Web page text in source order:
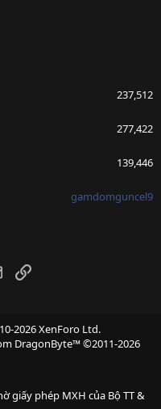
237,512
277,422
139,446
gamdomguncel9
EmailLink
2026 XenForo Ltd.
DragonByte™©2011-2026
giấy phép MXH của Bộ TT &